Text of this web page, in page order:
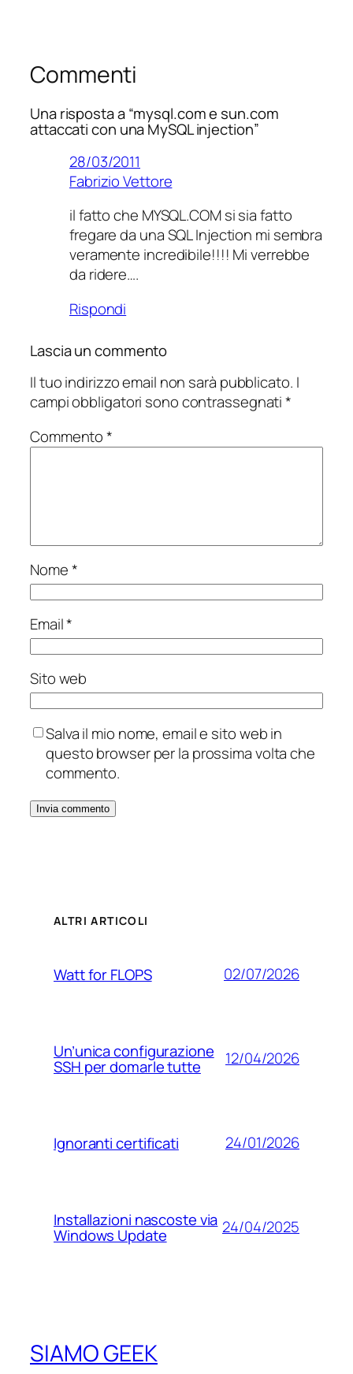
Commenti
Una risposta a “mysql.com e sun.com
attaccati con una MySQL injection”
28/03/2011
Fabrizio Vettore
il fatto che MYSQL.COM si sia fatto
fregare da una SQL Injection mi sembra
veramente incredibile!!!! Mi verrebbe
da ridere….
Rispondi
Lascia un commento
Il tuo indirizzo email non sarà pubblicato. I
campi obbligatori sono contrassegnati*
Commento*
Nome*
Email*
Sito web
Salva il mio nome, email e sito web in
questo browser per la prossima volta che
commento.
ALTRI ARTICOLI
Watt for FLOPS 02/07/2026
Un’unica configurazione
SSH per domarle tutte 12/04/2026
Ignoranti certificati 24/01/2026
Installazioni nascoste via
Windows Update 24/04/2025
SIAMO GEEK